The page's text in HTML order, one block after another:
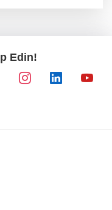
temizlik ve bakım
Edin!